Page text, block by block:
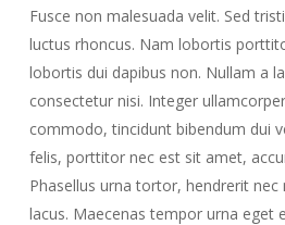
Fusce non malesuada velit. Sed
luctus rhoncus. Nam lobortis
lobortis dui dapibus non. Nullam a
consectetur nisi. Integer
commodo, tincidunt bibendum dui
felis, porttitor nec est sit amet,
Phasellus urna tortor, hendrerit
lacus. Maecenas tempor urna eget